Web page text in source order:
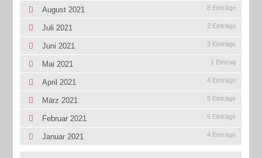
August 2021 8 Einträge
Juli 2021 2 Einträge
Juni 2021 3 Einträge
Mai 2021 1 Eintrag
April 2021 4 Einträge
März 2021 5 Einträge
Februar 2021 6 Einträge
Januar 2021 4 Einträge